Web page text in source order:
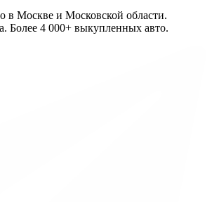
в Москве и Московской области.
Более 4 000+ выкупленных авто.